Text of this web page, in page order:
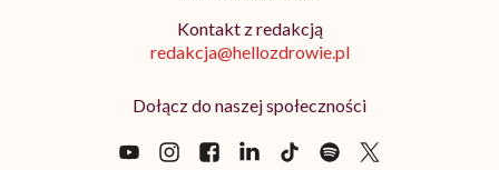
Kontakt z redakcją
redakcja@hellozdrowie.pl
Dołącz do naszej społeczności